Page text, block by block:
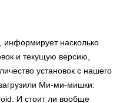
информирует насколько
и текущую версию,
установок с нашего
Ми-ми-мишки:
И стоит ли вообще